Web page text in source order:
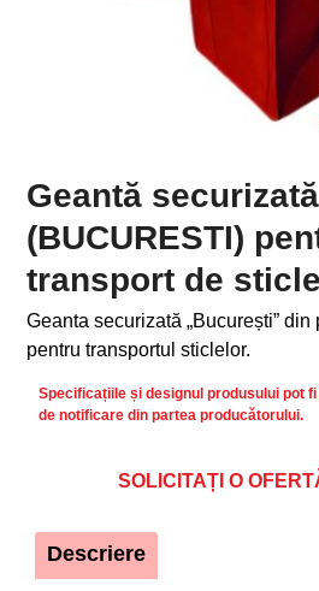
Geantă securizată
(BUCURESTI)
transport de sticle
Geanta securizată „București”
pentru transportul sticlelor.
Specificațiile și designul produsului pot
de notificare din partea producătorului.
SOLICITAȚI O
Descriere